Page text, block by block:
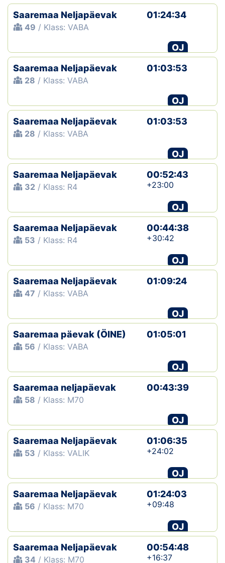
Saaremaa Neljapäevak
49 / Klass: VABA
01:24:34
OJ
Saaremaa Neljapäevak
28 / Klass: VABA
01:03:53
OJ
Saaremaa Neljapäevak
28 / Klass: VABA
01:03:53
OJ
Saaremaa Neljapäevak
32 / Klass: R4
00:52:43
+23:00
OJ
Saaremaa Neljapäevak
53 / Klass: R4
00:44:38
+30:42
OJ
Saaremaa Neljapäevak
47 / Klass: VABA
01:09:24
OJ
Saaremaa päevak (ÖINE)
56 / Klass: VABA
01:05:01
OJ
Saaremaa neljapäevak
58 / Klass: M70
00:43:39
OJ
Saaremaa Neljapäevak
53 / Klass: VALIK
01:06:35
+24:02
OJ
Saaremaa Neljapäevak
56 / Klass: M70
01:24:03
+09:48
OJ
Saaremaa Neljapäevak
34 / Klass: M70
00:54:48
+16:37